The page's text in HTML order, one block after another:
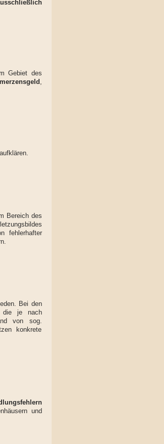
Gebiet des
,
Bereich des
fehlerhafter
Bei den
je nach
von sog.
konkrete
und